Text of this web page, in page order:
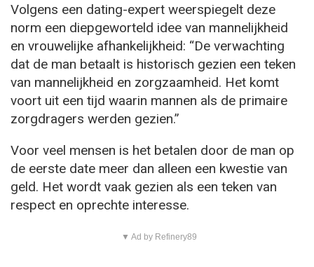
Volgens een dating-expert weerspiegelt deze
norm een diepgeworteld idee van mannelijkheid
en vrouwelijke afhankelijkheid: “De verwachting
dat de man betaalt is historisch gezien een teken
van mannelijkheid en zorgzaamheid. Het komt
voort uit een tijd waarin mannen als de primaire
zorgdragers werden gezien.”
Voor veel mensen is het betalen door de man op
de eerste date meer dan alleen een kwestie van
geld. Het wordt vaak gezien als een teken van
respect en oprechte interesse.
▼ Ad by Refinery89